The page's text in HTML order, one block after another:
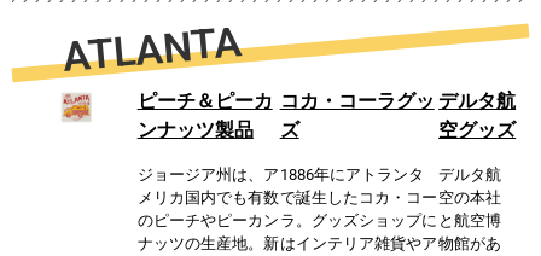
ATLANTA
ピーチ＆ピーカ
ンナッツ製品
ジョージア州は、ア
メリカ国内でも有数
のピーチやピーカン
ナッツの⽣産地。新
コカ・コーラグッ
ズ
1886年にアトランタ
で誕⽣したコカ・コー
ラ。グッズショップに
はインテリア雑貨やア
デルタ航
空グッズ
デルタ航
空の本社
と航空博
物館があ